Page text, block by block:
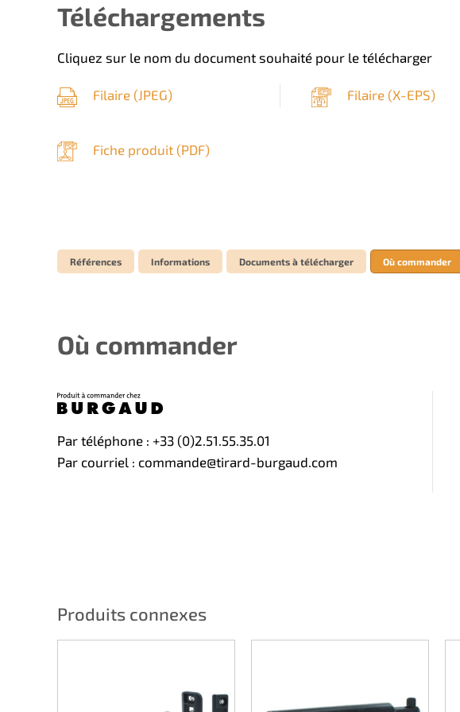
Téléchargements
Cliquez sur le nom du document souhaité pour le télécharger
Filaire (JPEG) Filaire (X-EPS)
Fiche produit (PDF)
Références Informations Documents à télécharger Où commander
Où commander
Par téléphone : +33 (0)2.51.55.35.01
Par courriel : commande@tirard-burgaud.com
Produits connexes